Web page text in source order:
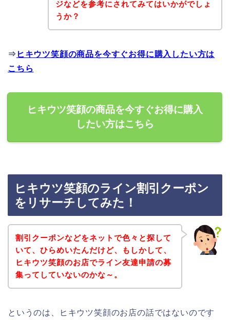
ジなどを参考にされてみてはいかがでしょ
うか？
⇒ ヒキウツ笑顔の商品を今すぐお得に購入したい方は
こちら
ヒキウツ笑顔の商品を今すぐお得に購入
したい方はこちら
ヒキウツ笑顔のライン割引クーポン
をリサーチしてみた！
割引クーポンなどをネットで色々と探して
いて、ひらめいたんだけど、もしかして、
ヒキウツ笑顔のお店でライン友達申請の募
集ってしていないのかな～。
というのは、ヒキウツ笑顔のお店の話ではないのです